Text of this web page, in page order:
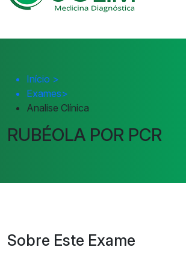
Início >
Exames>
Analise Clínica
RUBÉOLA POR PCR
Sobre Este Exame